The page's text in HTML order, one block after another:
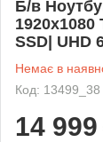
Б/в
1920x1080
SSD| UHD
Немає в
Код: 13499_38
14 999